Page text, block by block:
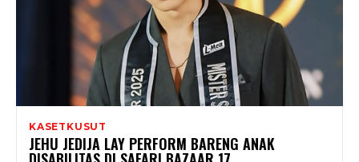
KASETKUSUT
JEHU JEDIJA LAY PERFORM BARENG ANAK